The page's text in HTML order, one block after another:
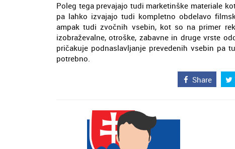
Poleg tega prevajajo tudi marketinške materiale
pa lahko izvajajo tudi kompletno obdelavo
ampak tudi zvočnih vsebin, kot so na primer
izobraževalne, otroške, zabavne in druge vrste
pričakuje podnaslavljanje prevedenih vsebin pa
potrebno.
Share